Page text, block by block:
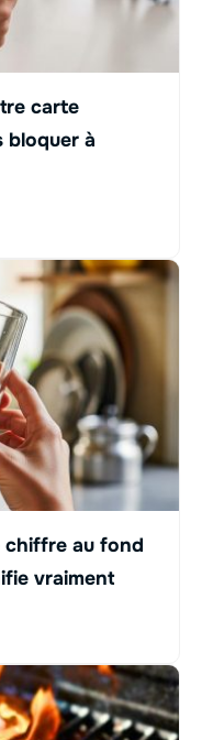
carte
bloquer à
chiffre au fond
vraiment